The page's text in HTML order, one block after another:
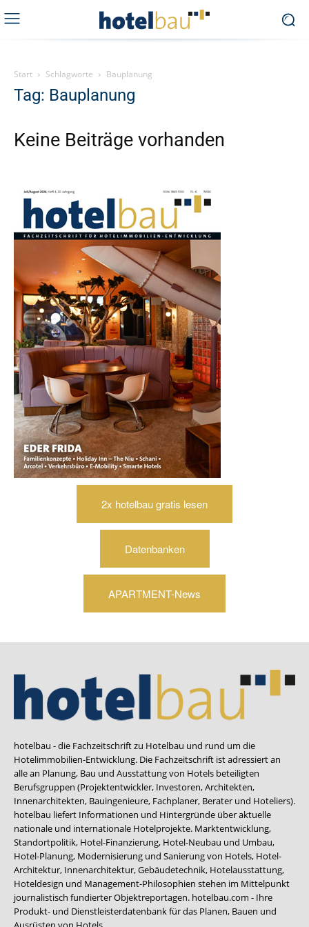
Start Schlagworte Bauplanung
Tag: Bauplanung
Keine Beiträge vorhanden
2x hotelbau gratis lesen
Datenbanken
APARTMENT-News
hotelbau - die Fachzeitschrift zu Hotelbau und rund um die
Hotelimmobilien-Entwicklung. Die Fachzeitschrift ist adressiert an
alle an Planung, Bau und Ausstattung von Hotels beteiligten
Berufsgruppen (Projektentwickler, Investoren, Architekten,
Innenarchitekten, Bauingenieure, Fachplaner, Berater und Hoteliers).
hotelbau liefert Informationen und Hintergründe über aktuelle
nationale und internationale Hotelprojekte. Marktentwicklung,
Standortpolitik, Hotel-Finanzierung, Hotel-Neubau und Umbau,
Hotel-Planung, Modernisierung und Sanierung von Hotels, Hotel-
Architektur, Innenarchitektur, Gebäudetechnik, Hotelausstattung,
Hoteldesign und Management-Philosophien stehen im Mittelpunkt
journalistisch fundierter Objektreportagen. hotelbau.com - Ihre
Produkt- und Dienstleisterdatenbank für das Planen, Bauen und